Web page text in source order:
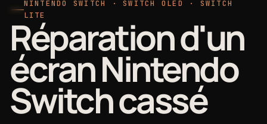
NINTENDO SWITCH · SWITCH OLED · SWITCH
LITE
Réparation d'un
écran Nintendo
Switch cassé